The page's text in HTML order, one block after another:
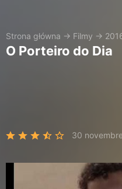
Strona główna → Filmy →
O Porteiro do Dia
30